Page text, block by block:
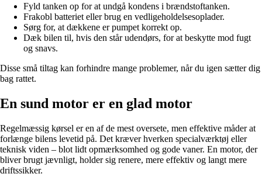
Fyld tanken op for at undgå kondens i brændstoftanken.
Frakobl batteriet eller brug en vedligeholdelsesoplader.
Sørg for, at dækkene er pumpet korrekt op.
Dæk bilen til, hvis den står udendørs, for at beskytte mod fugt
og snavs.
Disse små tiltag kan forhindre mange problemer, når du igen sætter dig
bag rattet.
En sund motor er en glad motor
Regelmæssig kørsel er en af de mest oversete, men effektive måder at
forlænge bilens levetid på. Det kræver hverken specialværktøj eller
teknisk viden – blot lidt opmærksomhed og gode vaner. En motor, der
bliver brugt jævnligt, holder sig renere, mere effektiv og langt mere
driftssikker.